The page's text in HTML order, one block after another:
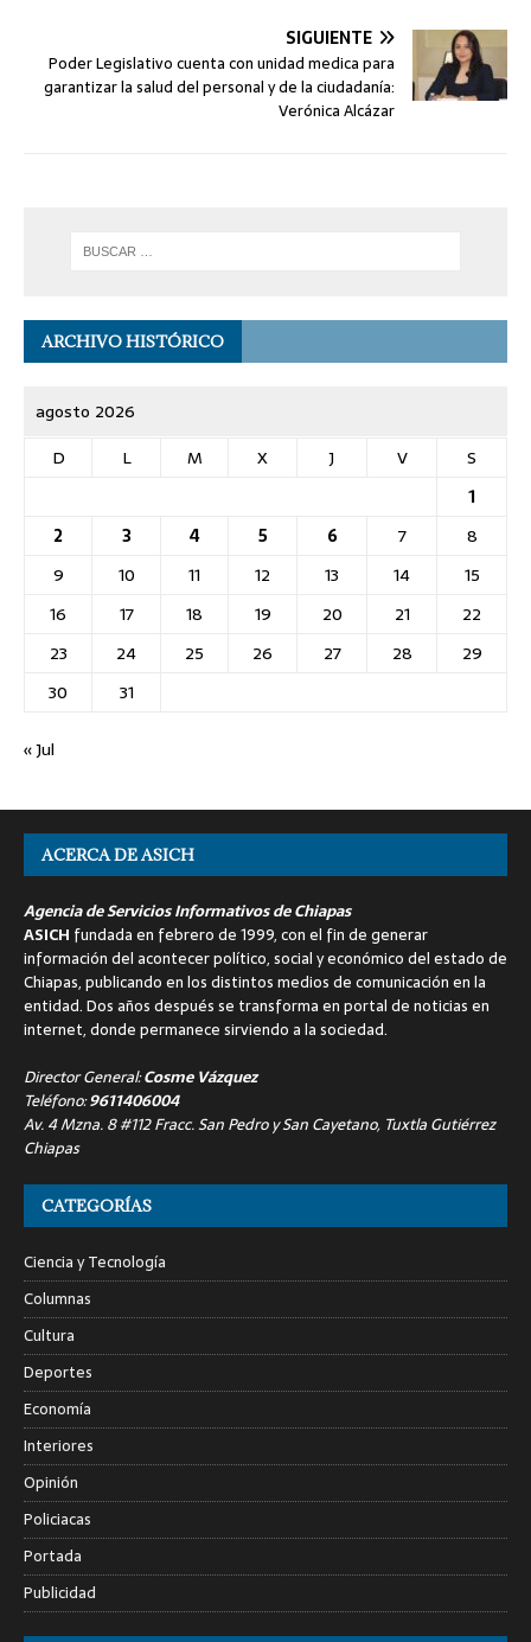
SIGUIENTE
Poder Legislativo cuenta con unidad medica para
garantizar la salud del personal y de la ciudadanía:
Verónica Alcázar
ARCHIVO HISTÓRICO
agosto 2026
D
L M X J V
S
1
2
3 4 5 6 7
8
9
10 11 12 13 14
15
16
17 18 19 20 21
22
23
24 25 26 27 28
29
30
31
« Jul
ACERCA DE ASICH
Agencia de Servicios Informativos de Chiapas
ASICH fundada en febrero de 1999, con el fin de generar
información del acontecer político, social y económico del estado de
Chiapas, publicando en los distintos medios de comunicación en la
entidad. Dos años después se transforma en portal de noticias en
internet, donde permanece sirviendo a la sociedad.
Director General:Cosme Vázquez
Teléfono:9611406004
Av. 4 Mzna. 8 #112 Fracc. San Pedro y San Cayetano, Tuxtla Gutiérrez
Chiapas
CATEGORÍAS
Ciencia y Tecnología
Columnas
Cultura
Deportes
Economía
Interiores
Opinión
Policiacas
Portada
Publicidad